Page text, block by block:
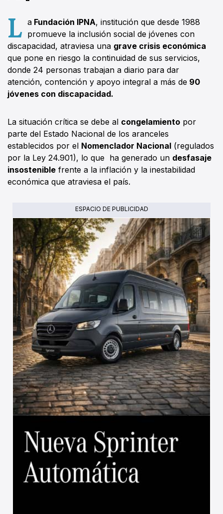
L a Fundación IPNA, institución que desde 1988
promueve la inclusión social de jóvenes con
discapacidad, atraviesa una grave crisis económica
que pone en riesgo la continuidad de sus servicios,
donde 24 personas trabajan a diario para dar
atención, contención y apoyo integral a más de 90
jóvenes con discapacidad.
La situación crítica se debe al congelamiento por
parte del Estado Nacional de los aranceles
establecidos por el Nomenclador Nacional (regulados
por la Ley 24.901), lo que ha generado un desfasaje
insostenible frente a la inflación y la inestabilidad
económica que atraviesa el país.
ESPACIO DE PUBLICIDAD